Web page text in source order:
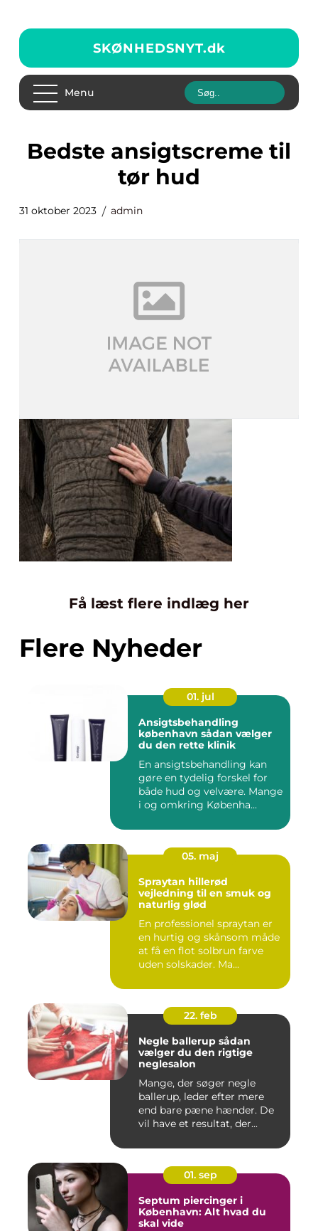
SKØNHEDSNYT.dk
Menu
bedste ansigtscreme til
tør hud
31 oktober 2023 admin
Få læst flere indlæg her
Flere Nyheder
01. jul
Ansigtsbehandling
københavn sådan vælger
du den rette klinik
En ansigtsbehandling kan
gøre en tydelig forskel for
både hud og velvære. Mange
i og omkring Københa...
05. maj
Spraytan hillerød
vejledning til en smuk og
naturlig glød
En professionel spraytan er
en hurtig og skånsom måde
at få en flot solbrun farve
uden solskader. Ma...
22. feb
Negle ballerup sådan
vælger du den rigtige
neglesalon
Mange, der søger negle
ballerup, leder efter mere
end bare pæne hænder. De
vil have et resultat, der...
01. sep
Septum piercinger i
København: Alt hvad du
skal vide